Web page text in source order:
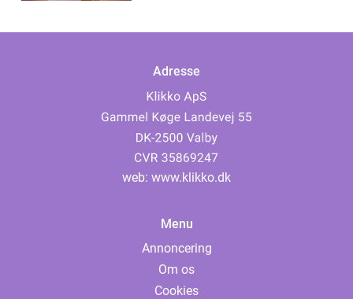
Adresse
web: www.klikko.dk
Menu
Annoncering
Om os
Cookies